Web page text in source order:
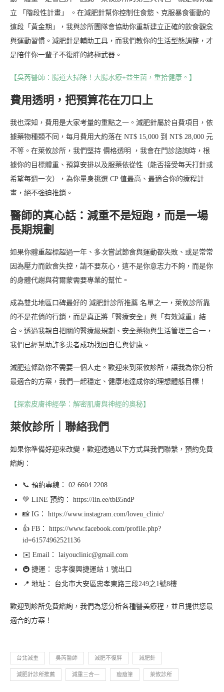
立 「階段性計畫」 。在減肥針幫你控制住食慾、克服暴食衝動的
這段「黃金期」，我與診所團隊會協助你重新建立正確的飲食觀念
與運動習慣。減肥針是輔助工具，而我們教你的生活型態調整，才
是陪伴你一輩子不復胖的終極武器。
【吳芮醫師：腸道大掃除！大腸水療+益生菌，重拾健康。】
費用透明，把預算花在刀口上
我也深知，費用是大家考量的重點之一。減肥針屬於自費項目，依
據藥物種類不同，每月費用大約落在 NT$ 15,000 到 NT$ 28,000 元
不等。在萊攸診所，我們堅持 價格透明 ，我會在門診諮詢時，根
據你的目標體重、預算安排以及服藥依從性（能否接受每天打針或
希望每週一次），為你量身挑選 CP 值最高、最適合你的療程計
畫，絕不強迫推銷。
醫師的真心話：減重不是短跑，而是一場
長期規劃
如果你體重超標超過一年、多次嘗試節食與運動都失敗、或是常常
因為壓力而飲食失控，請不要灰心，這不是你意志力不夠，而是你
的身體代謝與荷爾蒙需要專業的幫忙。
成為雙北地區口碑最好的 減肥針診所推薦 名單之一，萊攸診所靠
的不是花俏的行銷，而是真正將「醫療安全」與「有效減重」結
合。透過我親自把關的醫療級規劃、安全藥物與生活管理三合一，
我們已經幫助許多患者成功找回自信與健康。
減肥這條路你不需要一個人走。歡迎來到萊攸診所，讓我為你分析
最適合的方案，我們一起穩定、健康地達成你的理想體態目標！
【探索皮膚神經學：解密肌膚與神經的奧秘】
萊攸診所｜聯絡我們
如果你準備好迎來改變，歡迎透過以下方式與我們聯繫，預約免費
諮詢：
📞 預約專線： 02 6604 2208
💚 LINE 預約： https://lin.ee/tbB5ndP
📸 IG： https://www.instagram.com/loveu_clinic/
👍 FB： https://www.facebook.com/profile.php?
id=61574962521136
✉️ Email： laiyouclinic@gmail.com
🚇 捷運： 忠孝復興捷運站 1 號出口
📍 地址： 台北市大安區忠孝東路三段249之1號8樓
歡迎到診所免費諮詢，我們為您分析各種醫美療程，並且提供您最
適合的方案！
台北減重 吳芮醫師 減肥不復胖 減肥針
減肥針診所推薦 減重三合一 瘦瘦筆 萊攸診所